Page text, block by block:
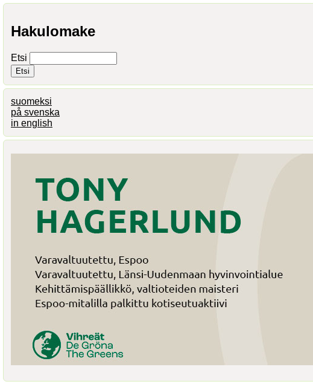
Hakulomake
Etsi
suomeksi
på svenska
in english